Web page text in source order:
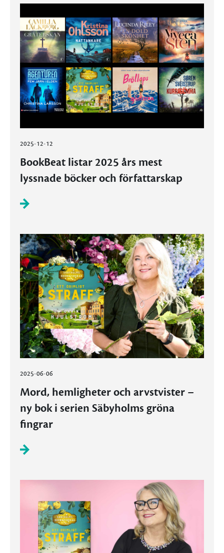
2025-12-12
BookBeat listar 2025 års mest
lyssnade böcker och författarskap
2025-06-06
Mord, hemligheter och arvstvister –
ny bok i serien Säbyholms gröna
fingrar